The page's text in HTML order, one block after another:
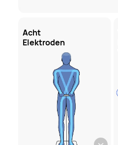
Acht
Elektroden